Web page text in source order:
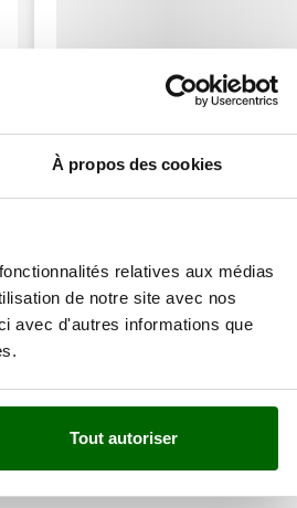
À propos des cookies
relatives aux médias
de notre site avec nos
avec d'autres informations que
Tout autoriser